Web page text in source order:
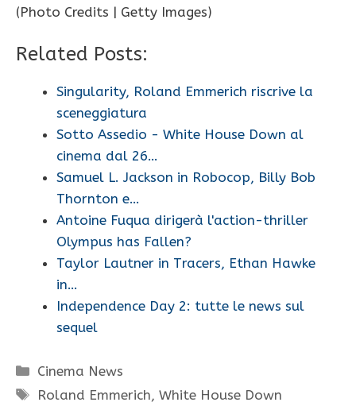
(Photo Credits | Getty Images)
Related Posts:
Singularity, Roland Emmerich riscrive la
sceneggiatura
Sotto Assedio - White House Down al
cinema dal 26…
Samuel L. Jackson in Robocop, Billy Bob
Thornton e…
Antoine Fuqua dirigerà l'action-thriller
Olympus has Fallen?
Taylor Lautner in Tracers, Ethan Hawke
in…
Independence Day 2: tutte le news sul
sequel
Categorie
Cinema News
Tag
Roland Emmerich,White House Down